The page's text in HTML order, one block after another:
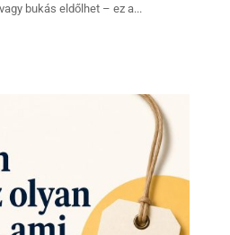
bukás eldőlhet – ez a...